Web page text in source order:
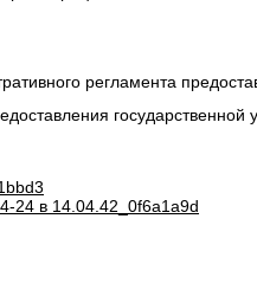
регламента
государственной